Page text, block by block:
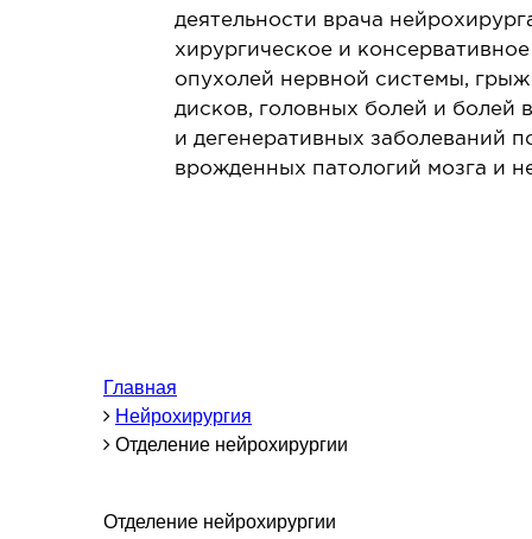
Проктология
Бариатрическая хирургия
Аллергология
Кардиология
Эндокринология
деятельности врача
хирургическое и
опухолей нервной системы,
дисков, головных болей и болей
и дегенеративных заболеваний
врожденных патологий мозга и
Главная
Нейрохирургия
Отделение нейрохирургии
Отделение нейрохирургии